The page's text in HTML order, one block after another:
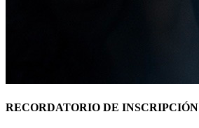
RECORDATORIO DE INSCRIPCIÓN